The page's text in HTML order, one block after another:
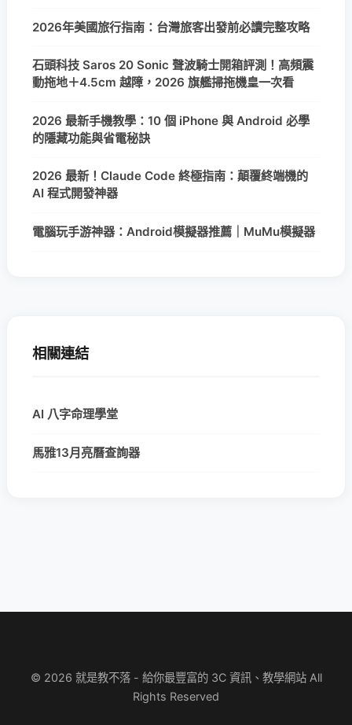
2026年美國旅行指南：台灣旅客出發前必讀完整攻略
石頭科技 Saros 20 Sonic 聲波騎士開箱評測！高頻震
動拖地＋4.5cm 越障，2026 旗艦掃拖機皇一次看
2026 最新手機教學：10 個 iPhone 與 Android 必學
的隱藏功能與省電秘訣
2026 最新！Claude Code 終極指南：顛覆終端機的
AI 程式開發神器
電腦玩手游神器：Android模擬器推薦｜MuMu模擬器
相關連結
AI 八字命理學堂
馬雅13月亮曆查詢器
© 2026 就是教不落 - 給你最豐富的 3C 資訊、教學網站 All
Rights Reserved